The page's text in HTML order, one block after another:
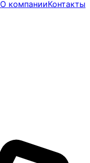
О компанииКонтакты